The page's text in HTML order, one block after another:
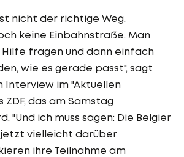
nicht der richtige Weg.
keine Einbahnstraße. Man
fragen und dann einfach
wie es gerade passt", sagt
Interview im "Aktuellen
das am Samstag
"Und ich muss sagen: Die Belgier
vielleicht darüber
ihre Teilnahme am